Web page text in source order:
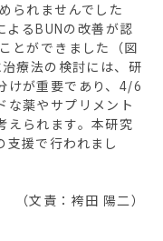
られませんでした
るBUNの改善が認
とができました（図
療法の検討には、研
けが重要であり、4/6
な薬やサプリメント
えられます。本研究
支援で行われまし
（文責：袴田 陽二）